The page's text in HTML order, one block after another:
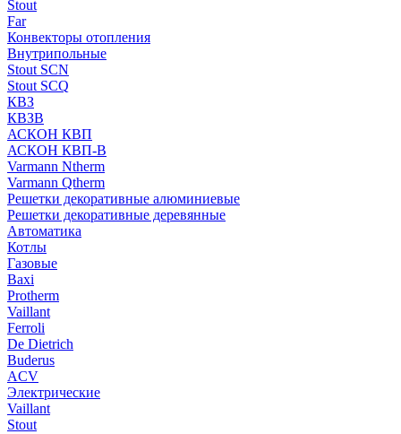
Stout
Far
Конвекторы отопления
Внутрипольные
Stout SCN
Stout SCQ
КВЗ
КВЗВ
АСКОН КВП
АСКОН КВП-В
Varmann Ntherm
Varmann Qtherm
Решетки декоративные алюминиевые
Решетки декоративные деревянные
Автоматика
Котлы
Газовые
Baxi
Protherm
Vaillant
Ferroli
De Dietrich
Buderus
ACV
Электрические
Vaillant
Stout